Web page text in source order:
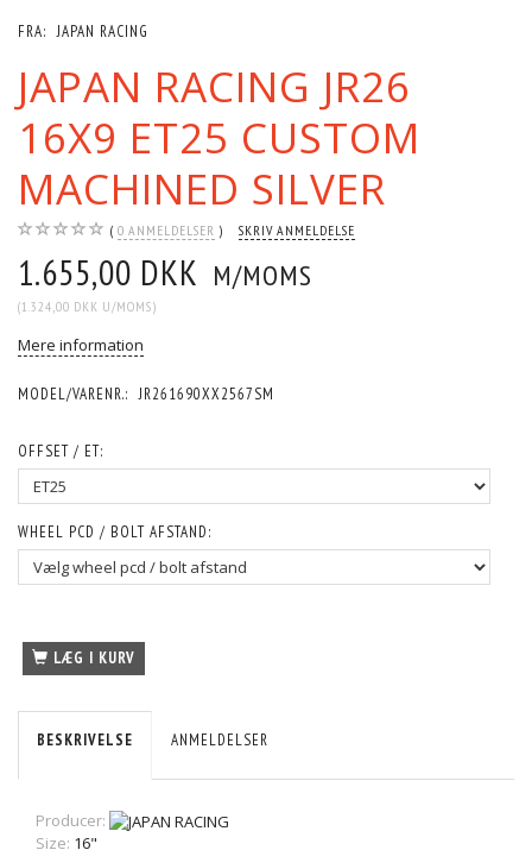
FRA: JAPAN RACING
JAPAN RACING JR26
16X9 ET25 CUSTOM
MACHINED SILVER
0 ANMELDELSER SKRIV ANMELDELSE
1.655,00 DKK M/MOMS
(1.324,00 DKK U/MOMS)
Mere information
MODEL/VARENR.: JR261690XX2567SM
OFFSET / ET:
WHEEL PCD / BOLT AFSTAND:
LÆG I KURV
BESKRIVELSE ANMELDELSER
Producer:
Size: 16"